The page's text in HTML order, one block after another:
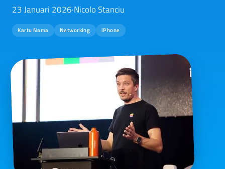
23 Januari 2026·Nicolo Stanciu
Kartu Nama Networking iPhone